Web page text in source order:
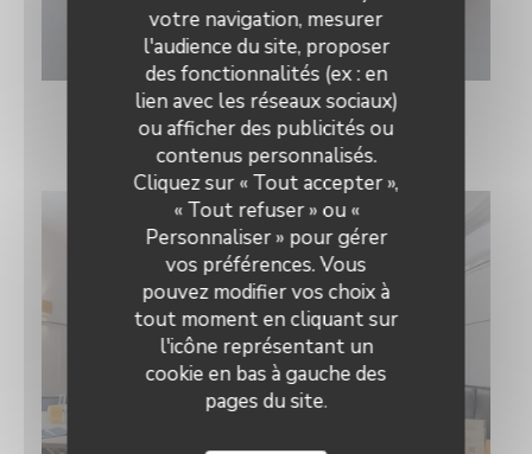
votre navigation, mesurer
l'audience du site, proposer
des fonctionnalités (ex : en
lien avec les réseaux sociaux)
ou afficher des publicités ou
contenus personnalisés.
Cliquez sur « Tout accepter »,
« Tout refuser » ou «
Personnaliser » pour gérer
vos préférences. Vous
pouvez modifier vos choix à
tout moment en cliquant sur
l'icône représentant un
cookie en bas à gauche des
pages du site.
titre
© droits d'auteurs
le restaurant